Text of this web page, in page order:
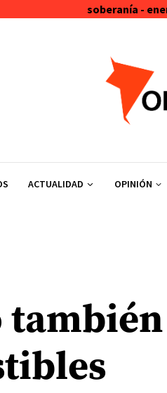
soberanía -
ACTUALIDAD OPINIÓN